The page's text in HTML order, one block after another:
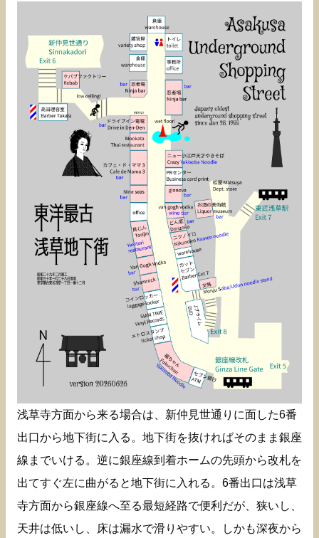
浅草寺方面から来る場合は、新仲見世通りに面した6番
出口から地下街に入る。地下街を抜ければそのまま銀座
線までいける。逆に銀座線到着ホームの先頭から改札を
出てすぐ左に曲がると地下街に入れる。6番出口は浅草
寺方面から銀座線へ至る最短経路で便利だが、狭いし、
天井は低いし、床は漏水で滑りやすい。しかも深夜から